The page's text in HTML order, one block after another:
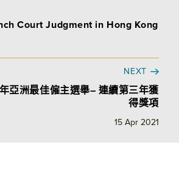
Court Judgment in Hong Kong
NEXT
亞洲最佳僱主選舉– 連續第三年獲
得獎項
15 Apr 2021